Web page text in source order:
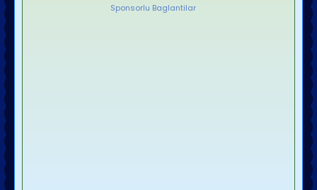
Sponsorlu Baglantilar